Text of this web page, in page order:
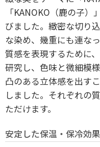
「KANOKO（鹿の子
びました。緻密な切り
な染め、幾重にも連な
質感を表現するために
研究し、色味と微細模
凸のある立体感を出す
しました。それぞれの
ただけます。
安定した保温・保冷効果